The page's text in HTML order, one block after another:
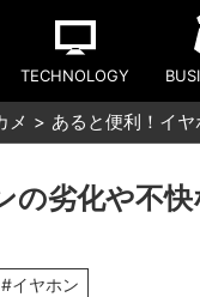
TECHNOLOGY
メ あると便利！イ
の劣化や不
#イヤホン